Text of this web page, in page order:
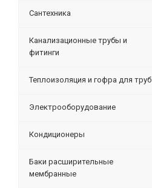
Сантехника
Канализационные трубы и
фитинги
Теплоизоляция и гофра для труб
Электрооборудование
Кондиционеры
Баки расширительные
мембранные